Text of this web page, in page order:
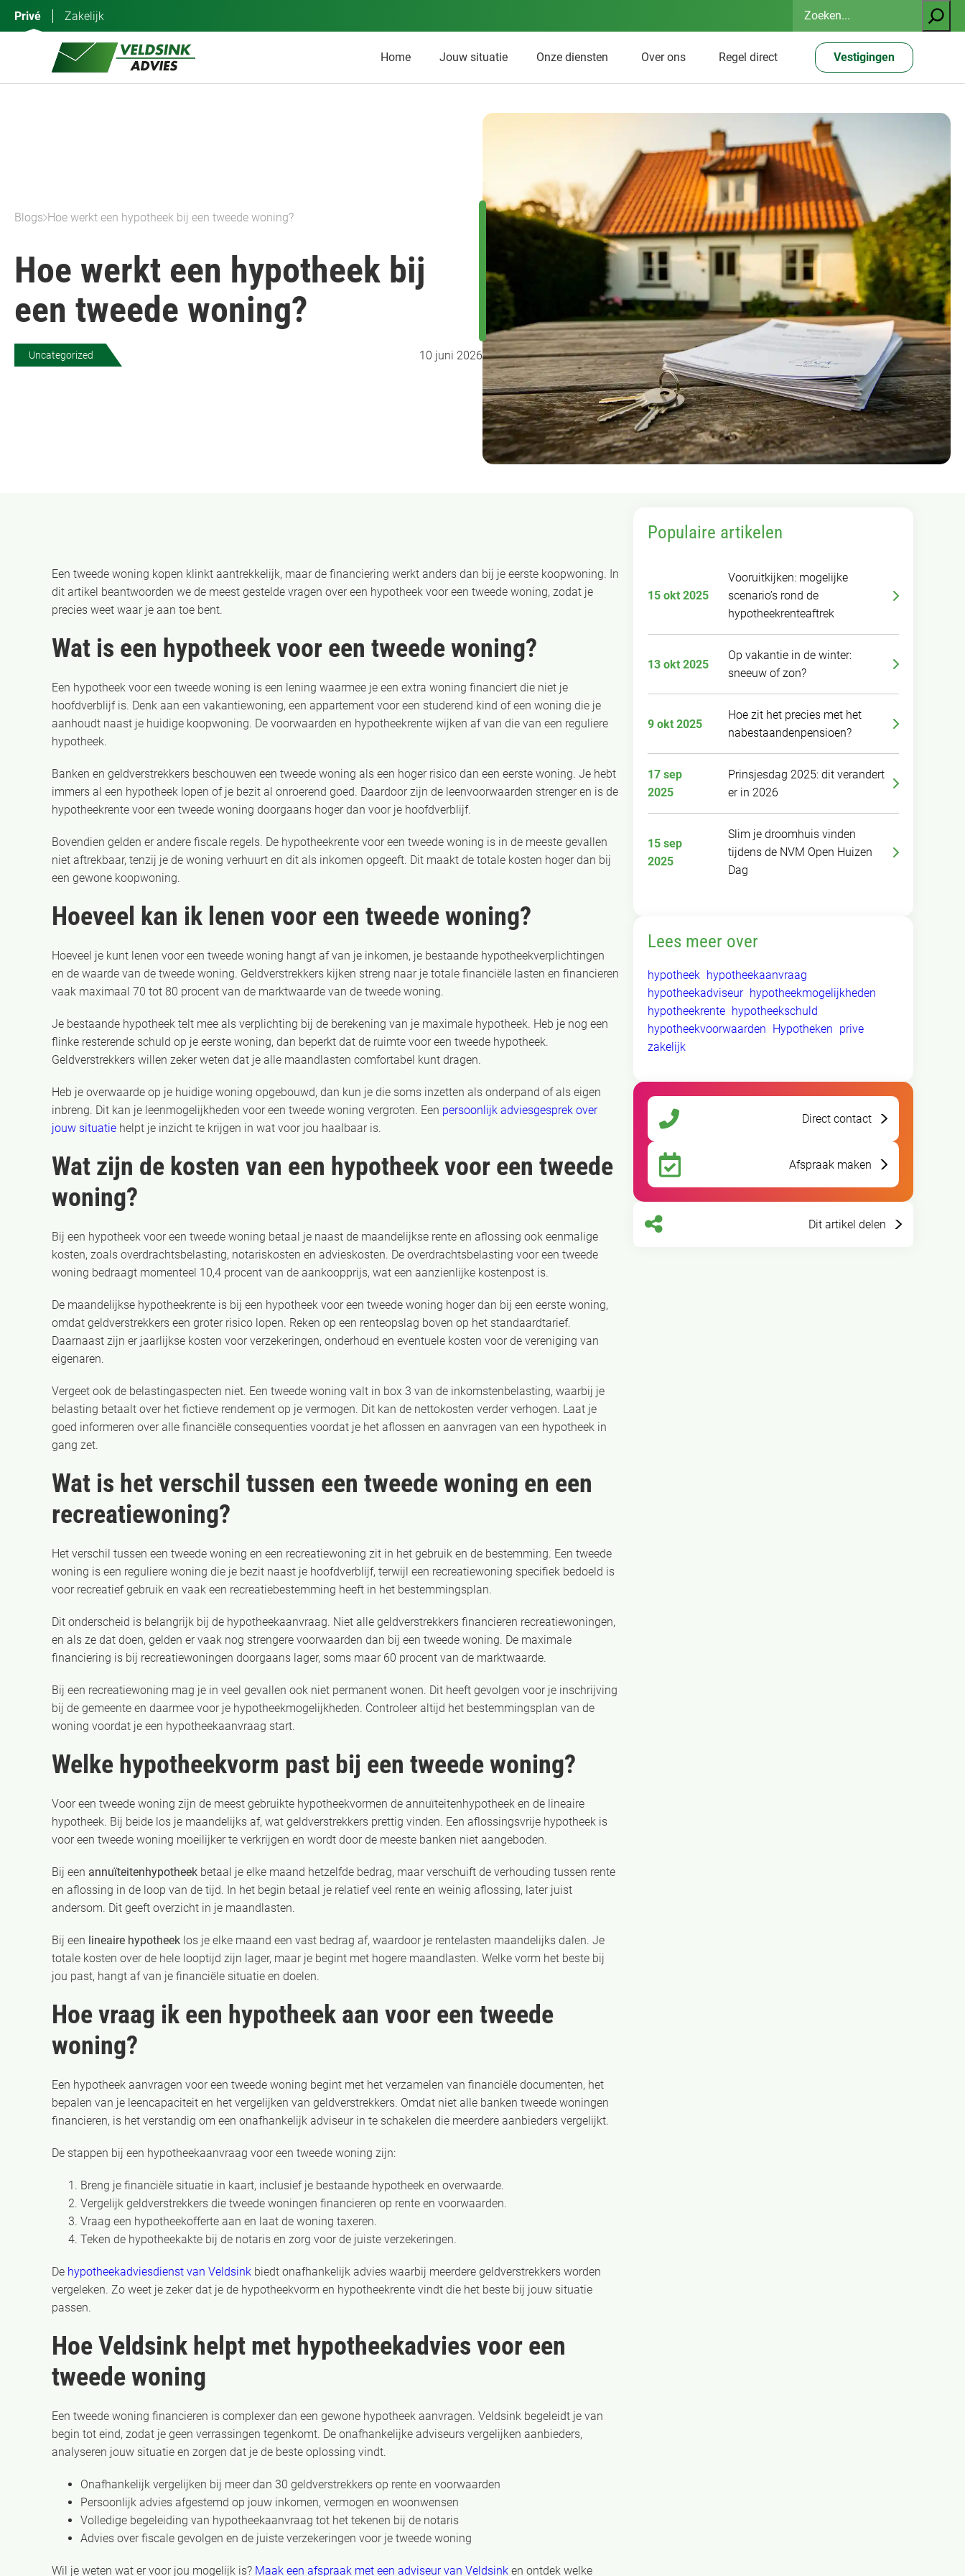
Privé Zakelijk
Zoeken
Home Jouw situatie Onze diensten Over ons Regel direct Vestigingen
Blogs Hoe werkt een hypotheek bij een tweede woning?
Hoe werkt een hypotheek bij
een tweede woning?
Uncategorized 10 juni 2026
Een tweede woning kopen klinkt aantrekkelijk, maar de financiering werkt anders dan bij je eerste koopwoning. In
dit artikel beantwoorden we de meest gestelde vragen over een hypotheek voor een tweede woning, zodat je
precies weet waar je aan toe bent.
Wat is een hypotheek voor een tweede woning?
Een hypotheek voor een tweede woning is een lening waarmee je een extra woning financiert die niet je
hoofdverblijf is. Denk aan een vakantiewoning, een appartement voor een studerend kind of een woning die je
aanhoudt naast je huidige koopwoning. De voorwaarden en hypotheekrente wijken af van die van een reguliere
hypotheek.
Banken en geldverstrekkers beschouwen een tweede woning als een hoger risico dan een eerste woning. Je hebt
immers al een hypotheek lopen of je bezit al onroerend goed. Daardoor zijn de leenvoorwaarden strenger en is de
hypotheekrente voor een tweede woning doorgaans hoger dan voor je hoofdverblijf.
Bovendien gelden er andere fiscale regels. De hypotheekrente voor een tweede woning is in de meeste gevallen
niet aftrekbaar, tenzij je de woning verhuurt en dit als inkomen opgeeft. Dit maakt de totale kosten hoger dan bij
een gewone koopwoning.
Hoeveel kan ik lenen voor een tweede woning?
Hoeveel je kunt lenen voor een tweede woning hangt af van je inkomen, je bestaande hypotheekverplichtingen
en de waarde van de tweede woning. Geldverstrekkers kijken streng naar je totale financiële lasten en financieren
vaak maximaal 70 tot 80 procent van de marktwaarde van de tweede woning.
Je bestaande hypotheek telt mee als verplichting bij de berekening van je maximale hypotheek. Heb je nog een
flinke resterende schuld op je eerste woning, dan beperkt dat de ruimte voor een tweede hypotheek.
Geldverstrekkers willen zeker weten dat je alle maandlasten comfortabel kunt dragen.
Heb je overwaarde op je huidige woning opgebouwd, dan kun je die soms inzetten als onderpand of als eigen
inbreng. Dit kan je leenmogelijkheden voor een tweede woning vergroten. Een persoonlijk adviesgesprek over
jouw situatie helpt je inzicht te krijgen in wat voor jou haalbaar is.
Wat zijn de kosten van een hypotheek voor een tweede
woning?
Bij een hypotheek voor een tweede woning betaal je naast de maandelijkse rente en aflossing ook eenmalige
kosten, zoals overdrachtsbelasting, notariskosten en advieskosten. De overdrachtsbelasting voor een tweede
woning bedraagt momenteel 10,4 procent van de aankoopprijs, wat een aanzienlijke kostenpost is.
De maandelijkse hypotheekrente is bij een hypotheek voor een tweede woning hoger dan bij een eerste woning,
omdat geldverstrekkers een groter risico lopen. Reken op een renteopslag boven op het standaardtarief.
Daarnaast zijn er jaarlijkse kosten voor verzekeringen, onderhoud en eventuele kosten voor de vereniging van
eigenaren.
Vergeet ook de belastingaspecten niet. Een tweede woning valt in box 3 van de inkomstenbelasting, waarbij je
belasting betaalt over het fictieve rendement op je vermogen. Dit kan de nettokosten verder verhogen. Laat je
goed informeren over alle financiële consequenties voordat je het aflossen en aanvragen van een hypotheek in
gang zet.
Wat is het verschil tussen een tweede woning en een
recreatiewoning?
Het verschil tussen een tweede woning en een recreatiewoning zit in het gebruik en de bestemming. Een tweede
woning is een reguliere woning die je bezit naast je hoofdverblijf, terwijl een recreatiewoning specifiek bedoeld is
voor recreatief gebruik en vaak een recreatiebestemming heeft in het bestemmingsplan.
Dit onderscheid is belangrijk bij de hypotheekaanvraag. Niet alle geldverstrekkers financieren recreatiewoningen,
en als ze dat doen, gelden er vaak nog strengere voorwaarden dan bij een tweede woning. De maximale
financiering is bij recreatiewoningen doorgaans lager, soms maar 60 procent van de marktwaarde.
Bij een recreatiewoning mag je in veel gevallen ook niet permanent wonen. Dit heeft gevolgen voor je inschrijving
bij de gemeente en daarmee voor je hypotheekmogelijkheden. Controleer altijd het bestemmingsplan van de
woning voordat je een hypotheekaanvraag start.
Welke hypotheekvorm past bij een tweede woning?
Voor een tweede woning zijn de meest gebruikte hypotheekvormen de annuïteitenhypotheek en de lineaire
hypotheek. Bij beide los je maandelijks af, wat geldverstrekkers prettig vinden. Een aflossingsvrije hypotheek is
voor een tweede woning moeilijker te verkrijgen en wordt door de meeste banken niet aangeboden.
Bij een annuïteitenhypotheek betaal je elke maand hetzelfde bedrag, maar verschuift de verhouding tussen rente
en aflossing in de loop van de tijd. In het begin betaal je relatief veel rente en weinig aflossing, later juist
andersom. Dit geeft overzicht in je maandlasten.
Bij een lineaire hypotheek los je elke maand een vast bedrag af, waardoor je rentelasten maandelijks dalen. Je
totale kosten over de hele looptijd zijn lager, maar je begint met hogere maandlasten. Welke vorm het beste bij
jou past, hangt af van je financiële situatie en doelen.
Hoe vraag ik een hypotheek aan voor een tweede
woning?
Een hypotheek aanvragen voor een tweede woning begint met het verzamelen van financiële documenten, het
bepalen van je leencapaciteit en het vergelijken van geldverstrekkers. Omdat niet alle banken tweede woningen
financieren, is het verstandig om een onafhankelijk adviseur in te schakelen die meerdere aanbieders vergelijkt.
De stappen bij een hypotheekaanvraag voor een tweede woning zijn:
Breng je financiële situatie in kaart, inclusief je bestaande hypotheek en overwaarde.
Vergelijk geldverstrekkers die tweede woningen financieren op rente en voorwaarden.
Vraag een hypotheekofferte aan en laat de woning taxeren.
Teken de hypotheekakte bij de notaris en zorg voor de juiste verzekeringen.
De hypotheekadviesdienst van Veldsink biedt onafhankelijk advies waarbij meerdere geldverstrekkers worden
vergeleken. Zo weet je zeker dat je de hypotheekvorm en hypotheekrente vindt die het beste bij jouw situatie
passen.
Hoe Veldsink helpt met hypotheekadvies voor een
tweede woning
Een tweede woning financieren is complexer dan een gewone hypotheek aanvragen. Veldsink begeleidt je van
begin tot eind, zodat je geen verrassingen tegenkomt. De onafhankelijke adviseurs vergelijken aanbieders,
analyseren jouw situatie en zorgen dat je de beste oplossing vindt.
Onafhankelijk vergelijken bij meer dan 30 geldverstrekkers op rente en voorwaarden
Persoonlijk advies afgestemd op jouw inkomen, vermogen en woonwensen
Volledige begeleiding van hypotheekaanvraag tot het tekenen bij de notaris
Advies over fiscale gevolgen en de juiste verzekeringen voor je tweede woning
Wil je weten wat er voor jou mogelijk is? Maak een afspraak met een adviseur van Veldsink en ontdek welke
Populaire artikelen
15 okt 2025
Vooruitkijken: mogelijke
scenario’s rond de
hypotheekrenteaftrek
13 okt 2025
Op vakantie in de winter:
sneeuw of zon?
9 okt 2025
Hoe zit het precies met het
nabestaandenpensioen?
17 sep
2025
Prinsjesdag 2025: dit verandert
er in 2026
15 sep
2025
Slim je droomhuis vinden
tijdens de NVM Open Huizen
Dag
Lees meer over
hypotheek hypotheekaanvraag
hypotheekadviseur hypotheekmogelijkheden
hypotheekrente hypotheekschuld
hypotheekvoorwaarden Hypotheken prive
zakelijk
Direct contact
Afspraak maken
Dit artikel delen